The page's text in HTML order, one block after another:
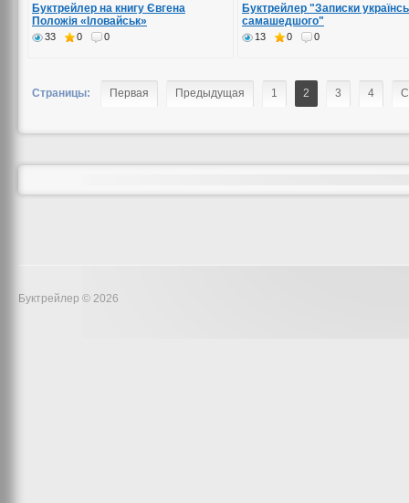
Буктрейлер на книгу Євгена
Положія «Іловайськ»
33 0 0
Буктрейлер "Записки
самашедшого"
13 0 0
Страницы: Первая Предыдущая 1 2 3 4
Буктрейлер © 2026